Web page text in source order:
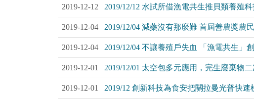
2019-12-12 2019/12/12 水試所借漁電共生推貝類養殖
2019-12-04 2019/12/04 減藥沒有那麼難 首屆善農獎農
2019-12-04 2019/12/04 不讓養殖戶失血 「漁電共生」
2019-12-01 2019/12/01 太空包多元應用，完生廢棄物
2019-12-01 2019/12 創新科技為食安把關拉曼光普快速